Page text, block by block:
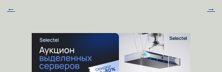
← →